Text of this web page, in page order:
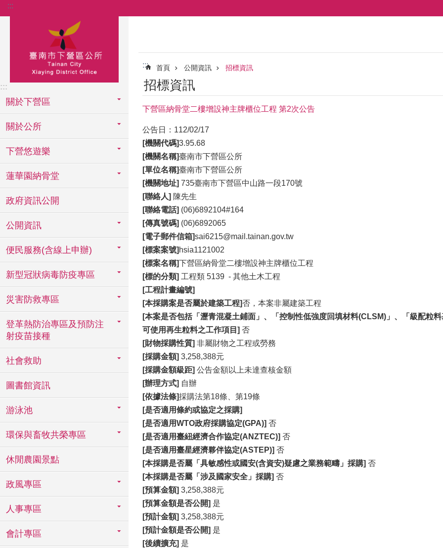
跳到主要內容區塊
:::
:::
關於下營區
關於公所
下營悠遊樂
蓮華園納骨堂
政府資訊公開
公開資訊
便民服務(含線上申辦)
新型冠狀病毒防疫專區
災害防救專區
登革熱防治專區及預防注
射疫苗接種
社會救助
圖書館資訊
游泳池
環保與畜牧共榮專區
休閒農園景點
政風專區
人事專區
會計專區
::: 首頁 公開資訊 招標資訊
招標資訊
下營區納骨堂二樓增設神主牌櫃位工程 第2次公告
公告日：112/02/17
[機關代碼]3.95.68
[機關名稱]臺南市下營區公所
[單位名稱]臺南市下營區公所
[機關地址] 735臺南市下營區中山路一段170號
[聯絡人] 陳先生
[聯絡電話] (06)6892104#164
[傳真號碼] (06)6892065
[電子郵件信箱]sai6215@mail.tainan.gov.tw
[標案案號] hsia1121002
[標案名稱]下營區納骨堂二樓增設神主牌櫃位工程
[標的分類] 工程類 5139 - 其他土木工程
[工程計畫編號]
[本採購案是否屬於建築工程]否，本案非屬建築工程
[本案是否包括「瀝青混凝土鋪面」、「控制性低強度回填材料(CLSM)」、「級配粒
可使用再生粒料之工作項目] 否
[財物採購性質] 非屬財物之工程或勞務
[採購金額] 3,258,388元
[採購金額級距] 公告金額以上未達查核金額
[辦理方式] 自辦
[依據法條]採購法第18條、第19條
[是否適用條約或協定之採購]
[是否適用WTO政府採購協定(GPA)] 否
[是否適用臺紐經濟合作協定(ANZTEC)] 否
[是否適用臺星經濟夥伴協定(ASTEP)] 否
[本採購是否屬「具敏感性或國安(含資安)疑慮之業務範疇」採購] 否
[本採購是否屬「涉及國家安全」採購] 否
[預算金額] 3,258,388元
[預算金額是否公開] 是
[預計金額] 3,258,388元
[預計金額是否公開] 是
[後續擴充] 是